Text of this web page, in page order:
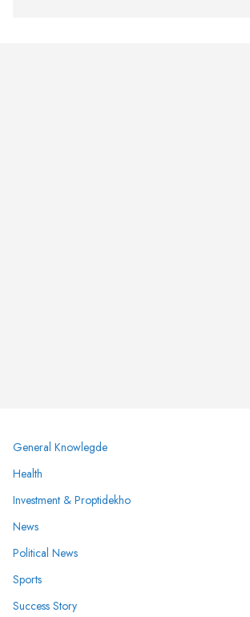
General Knowlegde
Health
Investment & Proptidekho
News
Political News
Sports
Success Story